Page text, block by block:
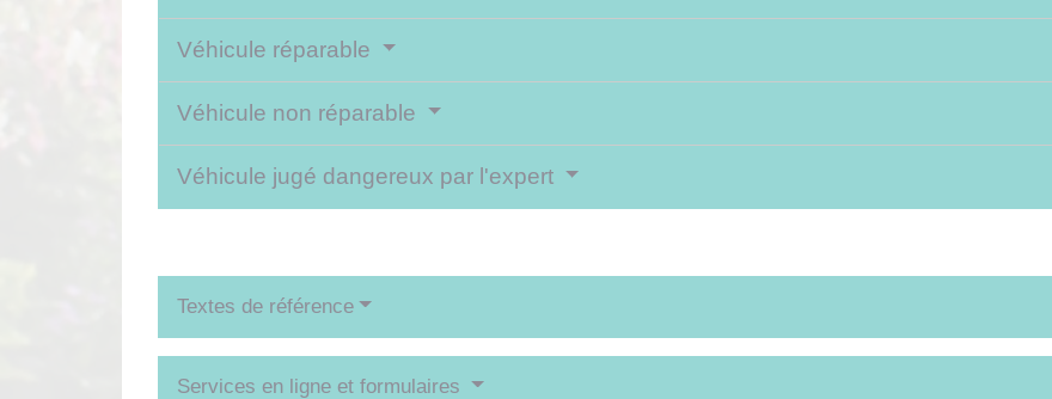
Véhicule réparable
Véhicule non réparable
Véhicule jugé dangereux par l'expert
Textes de référence
Services en ligne et formulaires